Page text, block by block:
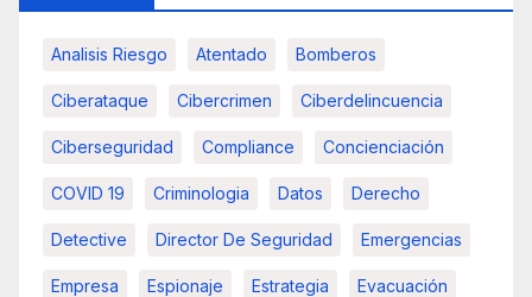
Analisis Riesgo Atentado Bomberos
Ciberataque Cibercrimen Ciberdelincuencia
Ciberseguridad Compliance Concienciación
COVID 19 Criminologia Datos Derecho
Detective Director De Seguridad Emergencias
Empresa Espionaje Estrategia Evacuación